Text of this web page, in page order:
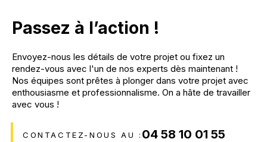
Passez à l’action !
Envoyez-nous les détails de votre projet ou fixez un
rendez-vous avec l'un de nos experts dès maintenant !
Nos équipes sont prêtes à plonger dans votre projet avec
enthousiasme et professionnalisme. On a hâte de travailler
avec vous !
CONTACTEZ-NOUS AU : 04 58 10 01 55